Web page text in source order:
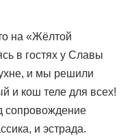
на «Жёлтой
в гостях у Славы
и мы решили
и кош теле для всех!
сопровождение
и эстрада.